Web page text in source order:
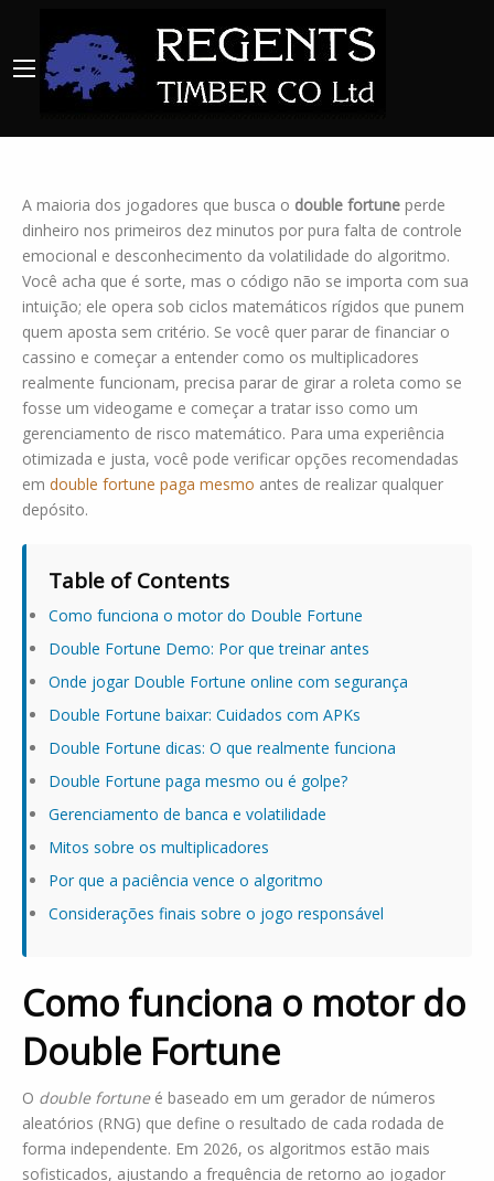
A maioria dos jogadores que busca o double fortune perde
dinheiro nos primeiros dez minutos por pura falta de controle
emocional e desconhecimento da volatilidade do algoritmo.
Você acha que é sorte, mas o código não se importa com sua
intuição; ele opera sob ciclos matemáticos rígidos que punem
quem aposta sem critério. Se você quer parar de financiar o
cassino e começar a entender como os multiplicadores
realmente funcionam, precisa parar de girar a roleta como se
fosse um videogame e começar a tratar isso como um
gerenciamento de risco matemático. Para uma experiência
otimizada e justa, você pode verificar opções recomendadas
em double fortune paga mesmo antes de realizar qualquer
depósito.
Table of Contents
Como funciona o motor do Double Fortune
Double Fortune Demo: Por que treinar antes
Onde jogar Double Fortune online com segurança
Double Fortune baixar: Cuidados com APKs
Double Fortune dicas: O que realmente funciona
Double Fortune paga mesmo ou é golpe?
Gerenciamento de banca e volatilidade
Mitos sobre os multiplicadores
Por que a paciência vence o algoritmo
Considerações finais sobre o jogo responsável
Como funciona o motor do
Double Fortune
O double fortuneé baseado em um gerador de números
aleatórios (RNG) que define o resultado de cada rodada de
forma independente. Em 2026, os algoritmos estão mais
sofisticados, ajustando a frequência de retorno ao jogador